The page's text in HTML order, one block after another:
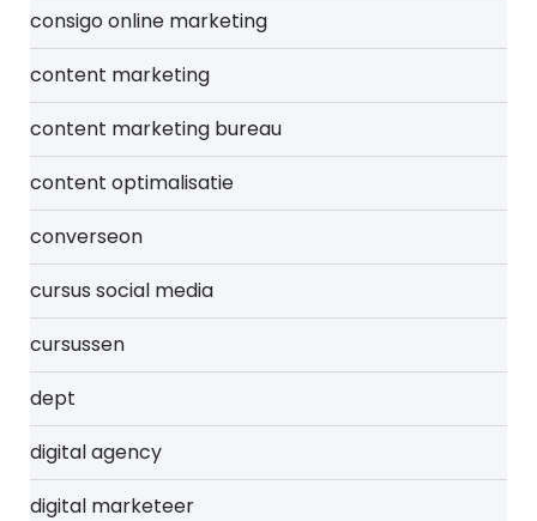
consigo online marketing
content marketing
content marketing bureau
content optimalisatie
converseon
cursus social media
cursussen
dept
digital agency
digital marketeer